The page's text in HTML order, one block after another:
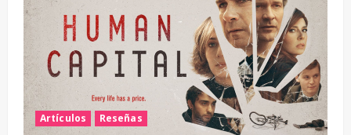
Artículos Reseñas